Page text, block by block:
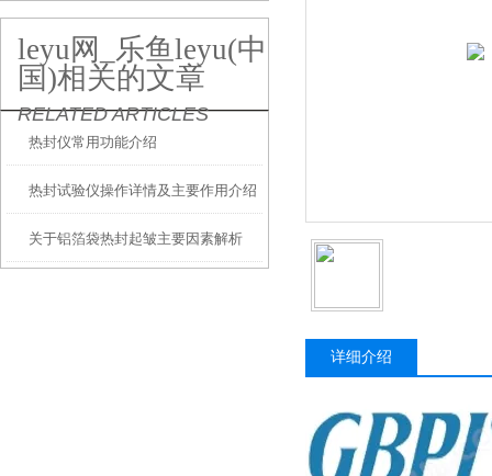
leyu网_乐鱼leyu(中
国)相关的文章
RELATED ARTICLES
热封仪常用功能介绍
热封试验仪操作详情及主要作用介绍
关于铝箔袋热封起皱主要因素解析
详细介绍